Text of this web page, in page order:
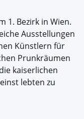
1. Bezirk in Wien.
Ausstellungen
Künstlern für
Prunkräumen
kaiserlichen
lebten zu